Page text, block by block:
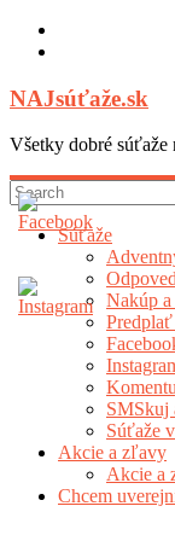
Skip
NAJsúťaže.sk
Všetky dobré súťaže
Súťaže
Nakúp
SMSkuj
Súťaže
Akcie a zľavy
Akcie a
Chcem